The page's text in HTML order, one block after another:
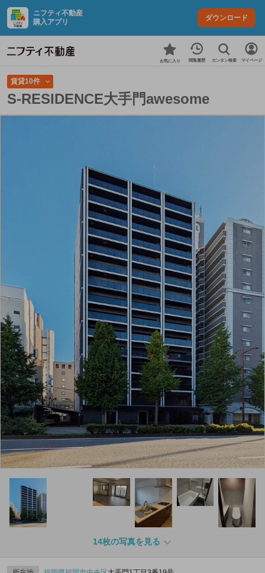
ニフティ不動産
購入アプリ
ダウンロード
お気に入り 閲覧履歴 カンタン検索 マイページ
賃貸10件
S-RESIDENCE大手門awesome
14枚の写真を見る